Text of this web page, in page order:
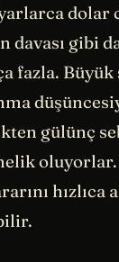
dolar
davası gibi
fazla.
gülünç
oluyorlar.
hızlıca